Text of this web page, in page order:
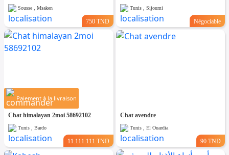
Sousse , Msaken
750 TND
Tunis , Sijoumi
Négociable
Paiement à la livraison
Chat himalayan 2moi 58692102
Tunis , Bardo
11.111.111 TND
Chat avendre
Tunis , El Ouardia
90 TND